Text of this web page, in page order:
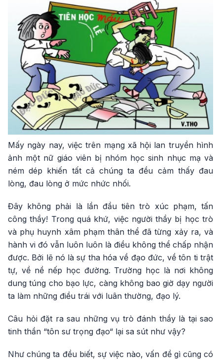
Mấy ngày nay, việc trên mạng xã hội lan truyền hình
ảnh một nữ giáo viên bị nhóm học sinh nhục mạ và
ném dép khiến tất cả chúng ta đều cảm thấy đau
lòng, đau lòng ở mức nhức nhối.
Đây không phải là lần đầu tiên trò xúc phạm, tấn
công thầy! Trong quá khứ, việc người thầy bị học trò
và phụ huynh xâm phạm thân thể đã từng xảy ra, và
hành vi đó vẫn luôn luôn là điều không thể chấp nhận
được. Bởi lẽ nó là sự tha hóa về đạo đức, về tôn ti trật
tự, về nề nếp học đường. Trường học là nơi không
dung túng cho bạo lực, càng không bao giờ dạy người
ta làm những điều trái với luân thường, đạo lý.
Câu hỏi đặt ra sau những vụ trò đánh thầy là tại sao
tinh thần “tôn sư trọng đạo“ lại sa sút như vậy?
Như chúng ta đều biết, sự việc nào, vấn đề gì cũng có